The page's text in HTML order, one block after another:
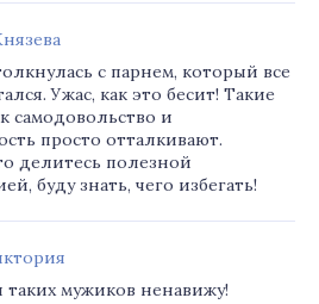
с парнем, который все
Ужас, как это бесит! Такие
самодовольство и
просто отталкивают.
делитесь полезной
буду знать, чего избегать!
таких мужиков ненавижу!